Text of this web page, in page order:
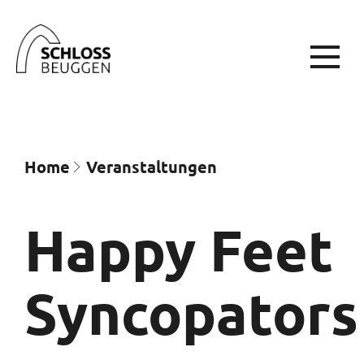
Home Veran­staltungen
Happy Feet
Syncopators